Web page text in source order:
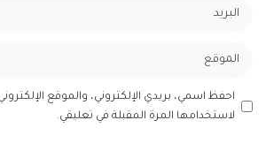
احفظ اسمي، بريدي الإلكتروني، والموقع
لاستخدامها المرة المقبلة في تعليقي.